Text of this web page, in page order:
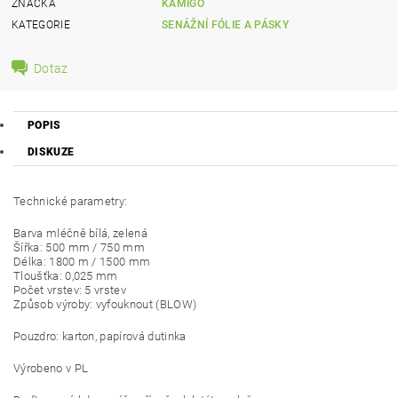
ZNAČKA
KAMIGO
KATEGORIE
SENÁŽNÍ FÓLIE A PÁSKY
Dotaz
POPIS
DISKUZE
Technické parametry:
Barva mléčně bílá, zelená
Šířka: 500 mm / 750 mm
Délka: 1800 m / 1500 mm
Tloušťka: 0,025 mm
Počet vrstev: 5 vrstev
Způsob výroby: vyfouknout (BLOW)
Pouzdro: karton, papírová dutinka
Výrobeno v PL